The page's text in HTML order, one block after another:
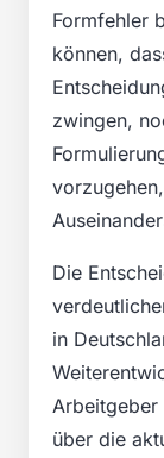
Formfehler
können,
zwingen,
Die
in
über die